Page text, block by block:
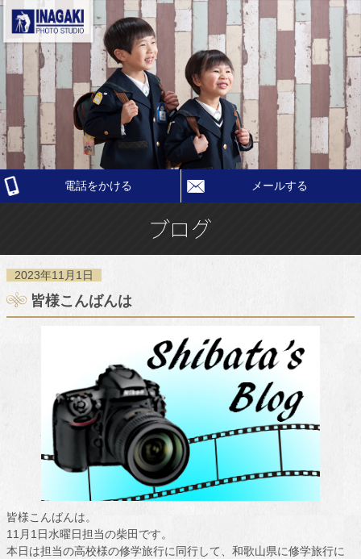
電話をかける メールする
2023年11月1日
皆様こんばんは
皆様こんばんは。
11月1日水曜日担当の柴田です。
本日は担当の高校様の修学旅行に同行して、和歌山県に修学旅行に